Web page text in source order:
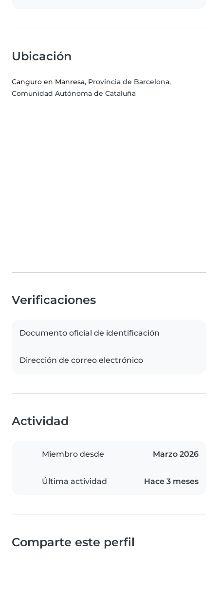
Ubicación
Canguro en Manresa, Provincia de Barcelona,
Comunidad Autónoma de Cataluña
Verificaciones
Documento oficial de identificación
Dirección de correo electrónico
Actividad
Miembro desde Marzo 2026
Última actividad Hace 3 meses
Comparte este perfil